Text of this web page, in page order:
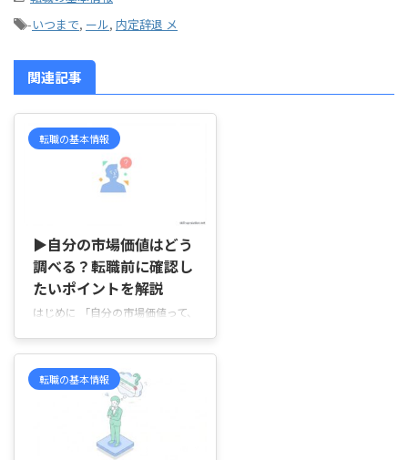
-いつまで, ール, 内定辞退 メ
関連記事
転職の基本情報
▶自分の市場価値はどう
調べる？転職前に確認し
たいポイントを解説
はじめに 「自分の市場価値って、
先からどのくらい評価されるのか
な」と気になっていませんか。
転職を考え始めても、求人を見た
だけでは自分に合う年収やポジシ
ョンが分からず、応募してよいの
転職の基本情報